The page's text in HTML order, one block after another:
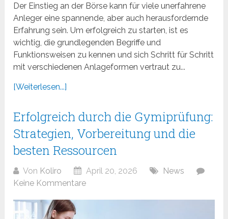
Der Einstieg an der Börse kann für viele unerfahrene
Anleger eine spannende, aber auch herausfordernde
Erfahrung sein. Um erfolgreich zu starten, ist es
wichtig, die grundlegenden Begriffe und
Funktionsweisen zu kennen und sich Schritt für Schritt
mit verschiedenen Anlageformen vertraut zu...
[Weiterlesen...]
Erfolgreich durch die Gymiprüfung:
Strategien, Vorbereitung und die
besten Ressourcen
Von Koliro April 20, 2026
News
Keine Kommentare